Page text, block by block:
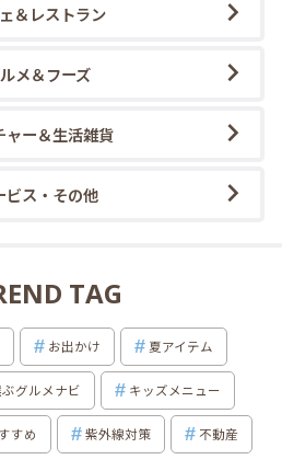
＆レストラン
メ＆フーズ
ャー＆生活雑貨
ビス・その他
TAG
お出かけ 夏アイテム
グルメナビ キッズメニュー
すめ 紫外線対策 不動産